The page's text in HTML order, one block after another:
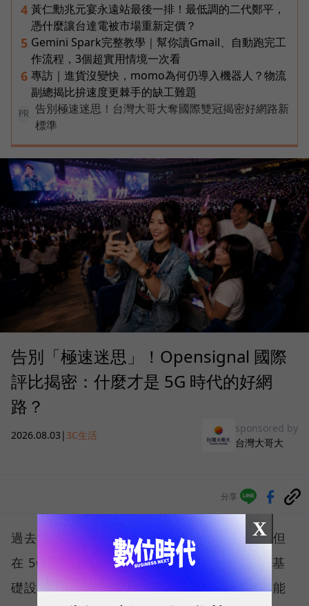
4 黃仁勳兆元宴永遠站最後一排！最低調的二代鄭平，
憑什麼讓台達電被市場重新定價？
5 Gemini Spark完整教學｜幫你讀Gmail、自動跑完工
作流程，3個超實用情境一次看
6 專訪｜進貨沒變快，momo為何仍導入機器人？物流
副總揭比拚速度更棘手的缺工難題
PR
告別極速迷思！台灣大哥大奪國際雙冠揭密好網路新
標準
告別「極速迷思」！Opensignal 國際
評比揭密：什麼才是 5G 時代的好網
路？
2026.08.03 | 3C生活
sponsored by
台灣大哥大
分享
過去，下載速度是評價電信服務的重要指標，但
在 5G 成為工作、娛樂、生活不可或缺的數位基
礎設施後，消費者發現，再快的網速，如果不能
X